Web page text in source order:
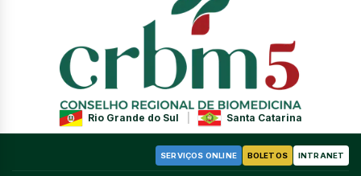
Rio Grande do Sul Santa Catarina
SERVIÇOS ONLINE BOLETOS INTRANET